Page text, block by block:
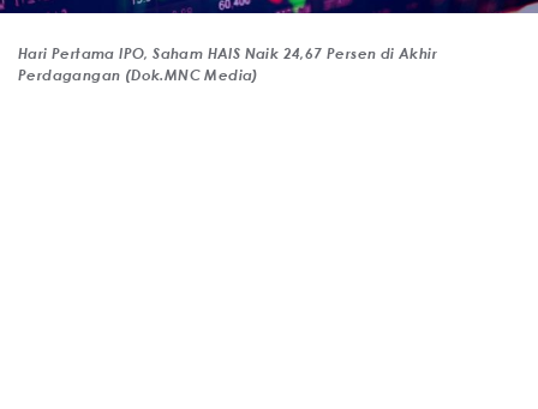
Hari Pertama IPO, Saham HAIS Naik 24,67 Persen di Akhir
Perdagangan (Dok.MNC Media)